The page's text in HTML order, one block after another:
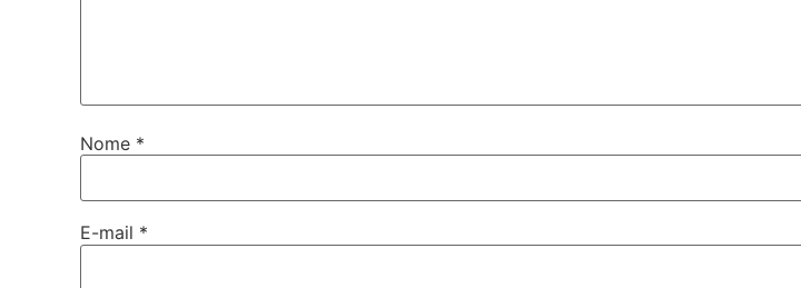
Nome *
E-mail *